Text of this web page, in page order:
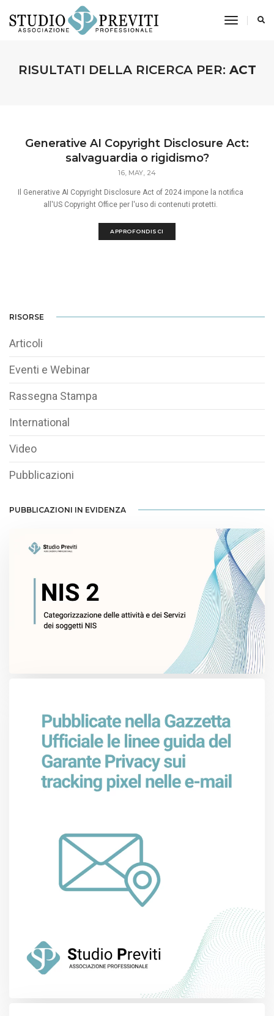
toggle
RISULTATI DELLA RICERCA PER: ACT
Generative AI Copyright Disclosure Act:
salvaguardia o rigidismo?
16, MAY, 24
Il Generative AI Copyright Disclosure Act of 2024 impone la notifica
all'US Copyright Office per l'uso di contenuti protetti.
APPROFONDISCI
RISORSE
Articoli
Eventi e Webinar
Rassegna Stampa
International
Video
Pubblicazioni
PUBBLICAZIONI IN EVIDENZA